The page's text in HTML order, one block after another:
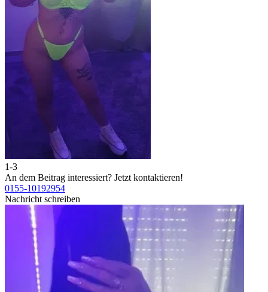
1-3
An dem Beitrag interessiert? Jetzt kontaktieren!
0155-10192954
Nachricht schreiben